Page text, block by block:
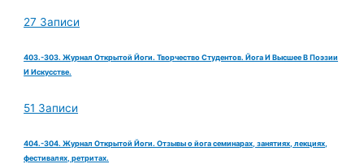
27 Записи
403.-303. Журнал Открытой Йоги. Творчество Студентов. Йога И Высшее В Поэзии
И Искусстве.
51 Записи
404.-304. Журнал Открытой Йоги. Отзывы о йога семинарах, занятиях, лекциях,
фестивалях, ретритах.